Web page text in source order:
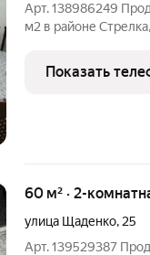
Арт. 138986249
м2 в районе
комнаты большая
потолки -3 м
Показать
60 м² · 2-
улица Щаденко, 25
Арт. 139529387